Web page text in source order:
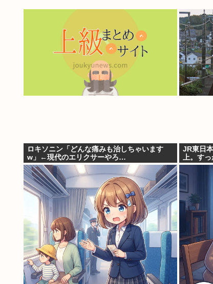
ロキソニン「どんな痛みも治しちゃいます
w」←現代のエリクサーやろ…
JR東日
上。す